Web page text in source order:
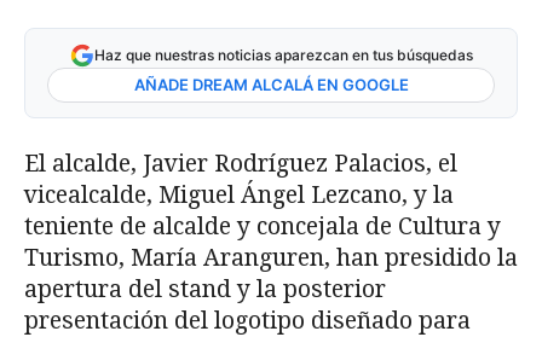
Haz que nuestras noticias aparezcan en tus búsquedas
AÑADE DREAM ALCALÁ EN GOOGLE
El alcalde, Javier Rodríguez Palacios, el
vicealcalde, Miguel Ángel Lezcano, y la
teniente de alcalde y concejala de Cultura y
Turismo, María Aranguren, han presidido la
apertura del stand y la posterior
presentación del logotipo diseñado para